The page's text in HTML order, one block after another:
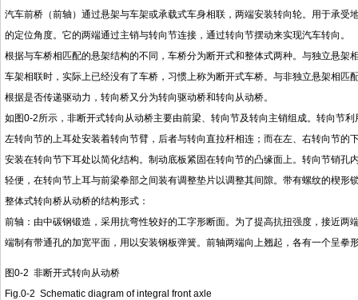
汽车前桥（前轴）通过悬架与车架或承载式车身相联，两端安装转向轮。用于承
的定位角度。它的两端通过主销与转向节连接，通过转向节摆动来实现汽车转向。
根据与车桥相匹配的悬架结构的不同，车桥分为断开式和整体式两种。与独立悬
车架相联时，实际上已经没有了车桥，习惯上称为断开式车桥。与非独立悬架相匹
根据是否传递驱动力，转向桥又分为转向驱动桥和转向从动桥。
如图0-2所示，非断开式转向从动桥主要由前梁、转向节及转向主销组成。转向节
左转向节的上耳处安装着转向节臂，后者与转向直拉杆相连；而在左、右转向节
安装在转向节下耳处以简化结构。制动底板紧固在转向节的凸缘面上。转向节销
轻便，在转向节上耳与前梁拳部之间装有调整垫片以调整其间隙。带有螺纹的楔形
整体式转向桥从动桥的结构形式：
前轴：由中碳钢锻造，采用抗弯性较好的工字形断面。为了提高抗扭强度，接近
端制有带通孔的加宽平面，用以安装钢板弹簧。前轴两端向上翘起，各有一个呈拳
图0-2 非断开式转向从动桥
Fig.0-2 Schematic diagram of integral front axle